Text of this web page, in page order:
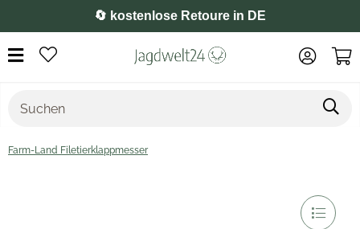
⭐️ 4,8 auf Google
Farm-Land Filetierklappmesser